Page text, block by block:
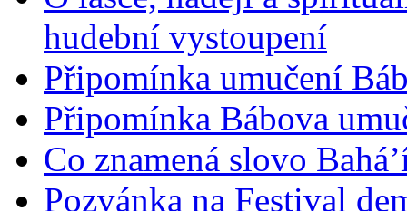
hudební vystoupení
Připomínka umučení
Připomínka Bábova
Co znamená slovo
Pozvánka na Festival